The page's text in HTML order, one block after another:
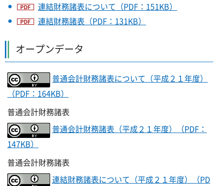
連結財務諸表について（PDF：151KB）
連結財務諸表（PDF：131KB）
オープンデータ
普通会計財務諸表について（平成２１年度）
（PDF：164KB）
普通会計財務諸表
普通会計財務諸表（平成２１年度）（PDF：
147KB）
普通会計財務諸表
連結財務諸表について（平成２１年度）（PD